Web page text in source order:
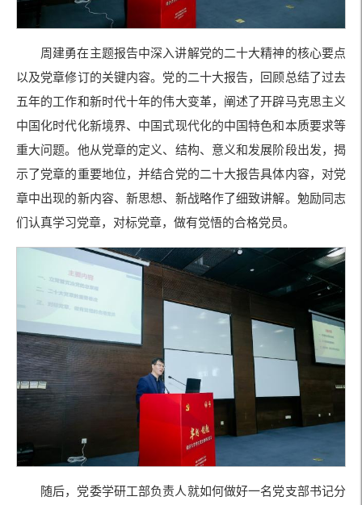
周建勇在主题报告中深入讲解党的二十大精神的核心要点
以及党章修订的关键内容。党的二十大报告，回顾总结了过去
五年的工作和新时代十年的伟大变革，阐述了开辟马克思主义
中国化时代化新境界、中国式现代化的中国特色和本质要求等
重大问题。他从党章的定义、结构、意义和发展阶段出发，揭
示了党章的重要地位，并结合党的二十大报告具体内容，对党
章中出现的新内容、新思想、新战略作了细致讲解。勉励同志
们认真学习党章，对标党章，做有觉悟的合格党员。
随后，党委学研工部负责人就如何做好一名党支部书记分